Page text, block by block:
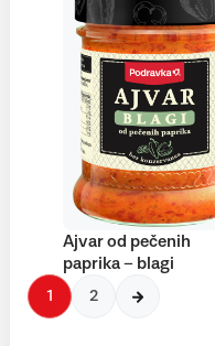
Ajvar od pečenih
paprika – blagi
1 2